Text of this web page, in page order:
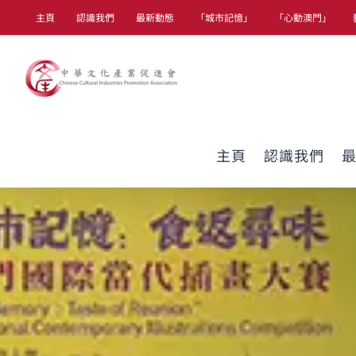
to
content
主頁 認識我們 最新動態 「城市記憶」 「心動澳門」
主頁 認識我們